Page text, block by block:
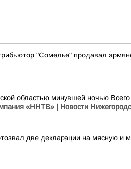
"Сомелье" продавал
областью минувшей ночью
«ННТВ» | Новости
две декларации на мясную и